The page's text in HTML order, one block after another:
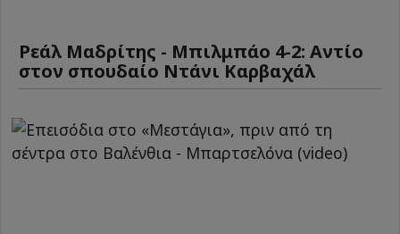
Ρεάλ Μαδρίτης - Μπιλμπάο 4-2: Αντίο
στον σπουδαίο Ντάνι Καρβαχάλ